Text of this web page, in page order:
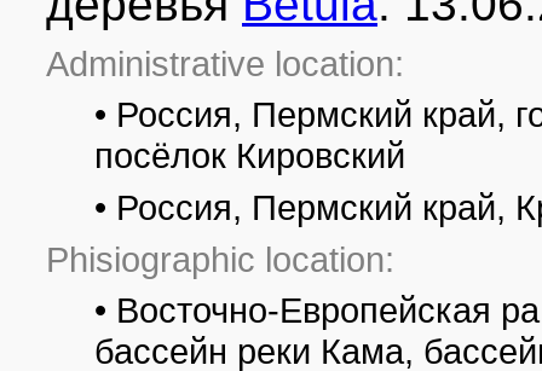
Administrative location:
• Россия, Пермский край,
посёлок Кировский
• Россия, Пермский край,
Phisiographic location:
• Восточно-Европейская
бассейн реки Кама,